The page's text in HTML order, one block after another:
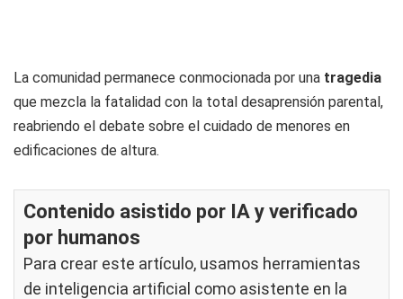
La comunidad permanece conmocionada por una tragedia
que mezcla la fatalidad con la total desaprensión parental,
reabriendo el debate sobre el cuidado de menores en
edificaciones de altura.
Contenido asistido por IA y verificado
por humanos
Para crear este artículo, usamos herramientas
de inteligencia artificial como asistente en la